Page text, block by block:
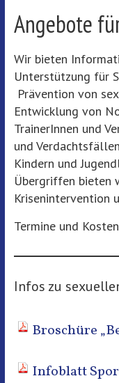
Angebote
Wir bieten
Unterstützung für
Prävention von
Entwicklung von
TrainerInnen und
und
Kindern und
Übergriffen bieten
Krisenintervention
Termine und
Infos zu
Broschüre
Infoblatt